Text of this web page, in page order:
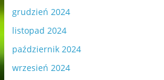
grudzień 2024
listopad 2024
październik 2024
wrzesień 2024